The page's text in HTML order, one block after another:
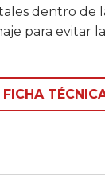
dentro de
para evitar
FICHA